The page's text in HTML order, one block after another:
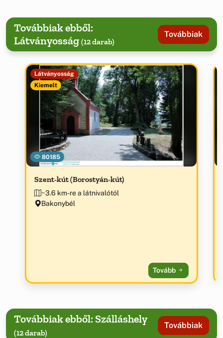
Továbbiak ebből:
Látványosság (12 darab)
Továbbiak
80185
Látványosság
Kiemelt
Szent-kút (Borostyán-kút)
~3.6 km-re a látnivalótól
Bakonybél
Tovább
Továbbiak ebből: Szálláshely
(12 darab)
Továbbiak